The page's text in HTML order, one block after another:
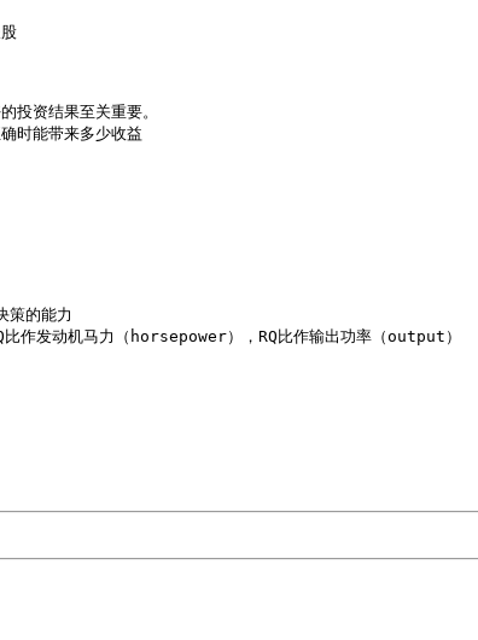
投资结果至关重要。
时能带来多少收益
的能力
作发动机马力（horsepower），RQ比作输出功率（output）